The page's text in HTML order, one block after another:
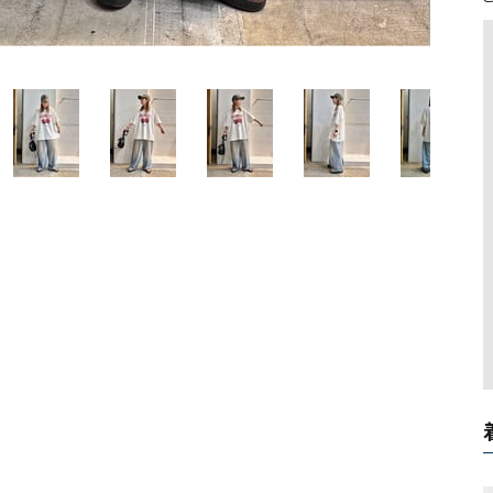
ソックス・その他雑貨